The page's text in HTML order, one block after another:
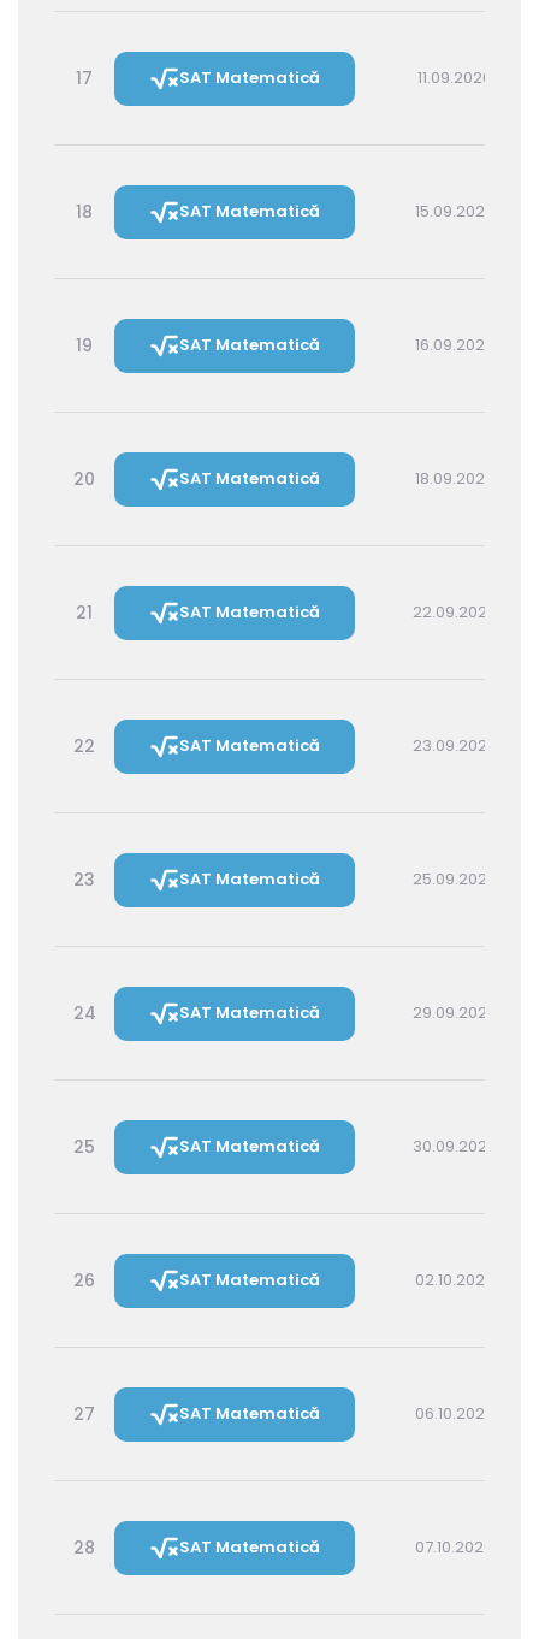
17 SAT Matematică 11.09.2026 16:00
18 SAT Matematică 15.09.2026 16:00
19 SAT Matematică 16.09.2026 14:30
20 SAT Matematică 18.09.2026 16:00
21 SAT Matematică 22.09.2026 16:00
22 SAT Matematică 23.09.2026 14:30
23 SAT Matematică 25.09.2026 16:00
24 SAT Matematică 29.09.2026 16:00
25 SAT Matematică 30.09.2026 14:30
26 SAT Matematică 02.10.2026 16:00
27 SAT Matematică 06.10.2026 16:00
28 SAT Matematică 07.10.2026 14:30